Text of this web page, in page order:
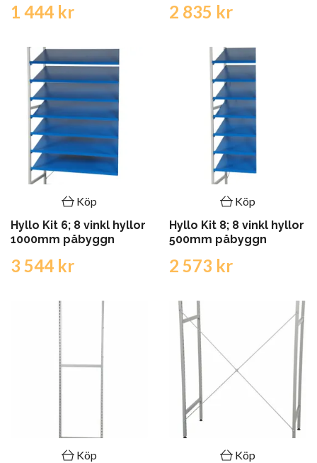
1 444 kr 2 835 kr
Köp
Hyllo Kit 6; 8 vinkl hyllor
1000mm påbyggn
3 544 kr
Köp
Hyllo Kit 8; 8 vinkl hyllor
500mm påbyggn
2 573 kr
Köp
Köp